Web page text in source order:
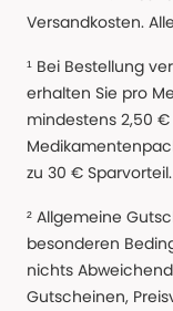
Versandkosten.
¹ Bei Bestellung
erhalten Sie pro
mindestens 2,50
zu 30 € Sparvorteil.
² Allgemeine
besonderen
nichts
Gutscheinen,